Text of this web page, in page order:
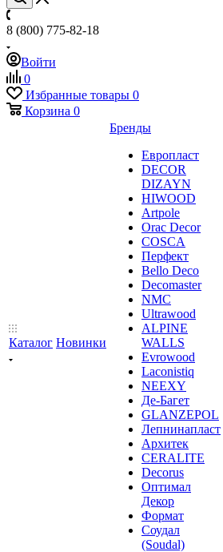
8 (800) 775-82-18
Войти
0
Избранные товары 0
Корзина 0
Каталог Новинки
Бренды
Европласт
DECOR
DIZAYN
HIWOOD
Artpole
Orac Decor
COSCA
Перфект
Bello Deco
Decomaster
NMС
Ultrawood
ALPINE
WALLS
Evrowood
Laconistiq
NEEXY
Де-Багет
GLANZEPOL
Лепнинапласт
Архитек
CERALITE
Decorus
Оптимал
Декор
Формат
Соудал
(Soudal)